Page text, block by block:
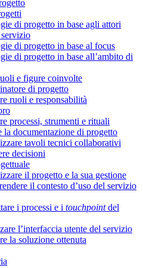
di progetto in base agli attori
di progetto in base al focus
di progetto in base all’ambito di
e figure coinvolte
di progetto
ruoli e responsabilità
processi, strumenti e rituali
la documentazione di progetto
tavoli tecnici collaborativi
decisioni
il progetto e la sua gestione
il contesto d’uso del servizio
i processi e i touchpointdel
l’interfaccia utente del servizio
la soluzione ottenuta